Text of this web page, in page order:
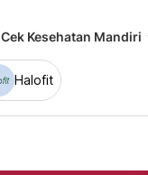
Cek Kesehatan Mandiri
Halofit